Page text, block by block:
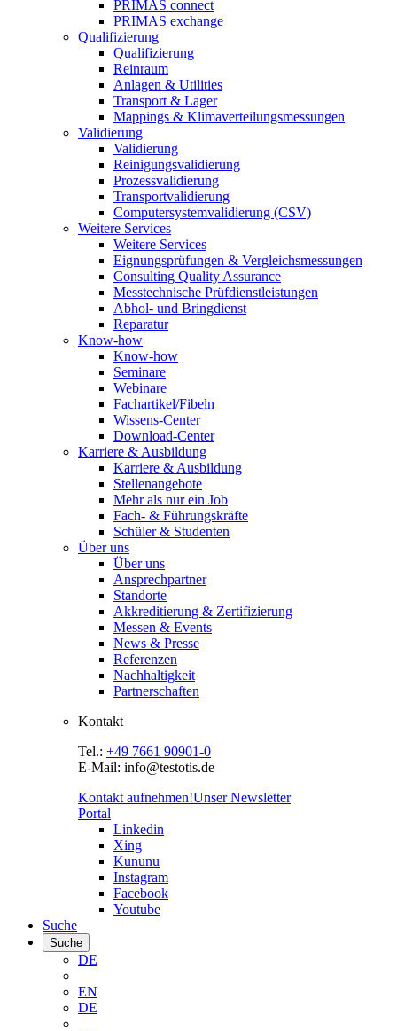
PRIMAS connect
PRIMAS exchange
Qualifizierung
Qualifizierung
Reinraum
Anlagen & Utilities
Transport & Lager
Mappings & Klimaverteilungsmessungen
Validierung
Validierung
Reinigungsvalidierung
Prozessvalidierung
Transportvalidierung
Computersystemvalidierung (CSV)
Weitere Services
Weitere Services
Eignungsprüfungen & Vergleichsmessungen
Consulting Quality Assurance
Messtechnische Prüfdienstleistungen
Abhol- und Bringdienst
Reparatur
Know-how
Know-how
Seminare
Webinare
Fachartikel/Fibeln
Wissens-Center
Download-Center
Karriere & Ausbildung
Karriere & Ausbildung
Stellenangebote
Mehr als nur ein Job
Fach- & Führungskräfte
Schüler & Studenten
Über uns
Über uns
Ansprechpartner
Standorte
Akkreditierung & Zertifizierung
Messen & Events
News & Presse
Referenzen
Nachhaltigkeit
Partnerschaften
Kontakt
Tel.: +49 7661 90901-0
E-Mail: info@testotis.de
Kontakt aufnehmen!Unser Newsletter
Portal
Linkedin
Xing
Kununu
Instagram
Facebook
Youtube
Suche
Suche
DE
EN
DE